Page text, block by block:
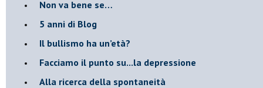
Non va bene se…
​5 anni di Blog
​Il bullismo ha un’età?
Facciamo il punto su...la depressione
​Alla ricerca della spontaneità